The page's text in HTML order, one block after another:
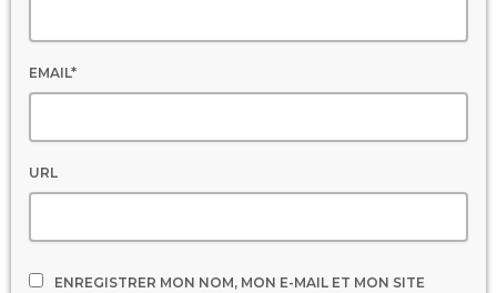
EMAIL*
URL
ENREGISTRER MON NOM, MON E-MAIL ET MON SITE